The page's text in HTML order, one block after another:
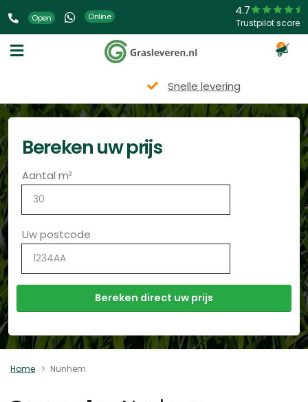
Open Online 4.7
Trustpilot score
3
Snelle levering
Bereken uw prijs
Aantal m²
Uw postcode
Home Nunhem